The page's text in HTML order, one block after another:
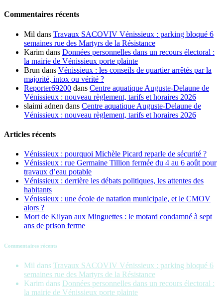
Commentaires récents
Mil dans Travaux SACOVIV Vénissieux : parking bloqué 6
semaines rue des Martyrs de la Résistance
Karim dans Données personnelles dans un recours électoral :
la mairie de Vénissieux porte plainte
Brun dans Vénissieux : les conseils de quartier arrêtés par la
majorité, intox ou vérité ?
Reporter69200 dans Centre aquatique Auguste-Delaune de
Vénissieux : nouveau règlement, tarifs et horaires 2026
slaimi adnen dans Centre aquatique Auguste-Delaune de
Vénissieux : nouveau règlement, tarifs et horaires 2026
Articles récents
Vénissieux : pourquoi Michèle Picard reparle de sécurité ?
Vénissieux : rue Germaine Tillion fermée du 4 au 6 août pour
travaux d’eau potable
Vénissieux : derrière les débats politiques, les attentes des
habitants
Vénissieux : une école de natation municipale, et le CMOV
alors ?
Mort de Kilyan aux Minguettes : le motard condamné à sept
ans de prison ferme
Commentaires récents
Mil dans Travaux SACOVIV Vénissieux : parking bloqué 6
semaines rue des Martyrs de la Résistance
Karim dans Données personnelles dans un recours électoral :
la mairie de Vénissieux porte plainte